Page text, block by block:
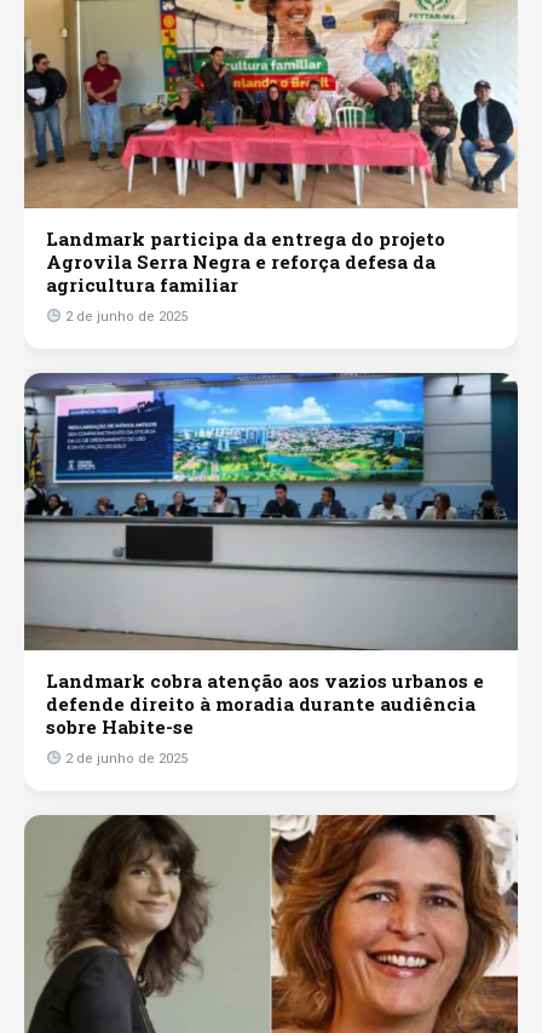
Landmark participa da entrega do projeto
Agrovila Serra Negra e reforça defesa da
agricultura familiar
2 de junho de 2025
Landmark cobra atenção aos vazios urbanos e
defende direito à moradia durante audiência
sobre Habite-se
2 de junho de 2025